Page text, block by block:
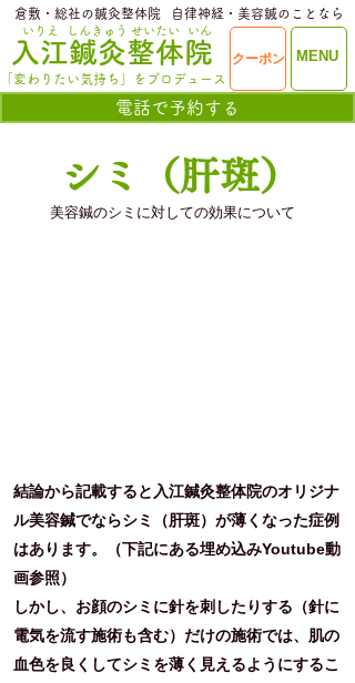
ME
​入江鍼灸整体院
いりえ
MENU
クーポン
電話で予約する
せいたい
しんきゅう いん
「変わりたい気持ち」をプロデュース
​倉敷・総社の鍼灸整体院 ​自律神経・美容鍼のことなら
シミ（肝斑）
美容鍼のシミに対しての効果について
結論から記載すると入江鍼灸整体院のオリジナ
ル美容鍼でならシミ（肝斑）が薄くなった症例
はあります。（下記にある埋め込みYoutube動
画参照）
しかし、お顔のシミに針を刺したりする（針に
電気を流す施術も含む）だけの施術では、肌の
血色を良くしてシミを薄く見えるようにするこ